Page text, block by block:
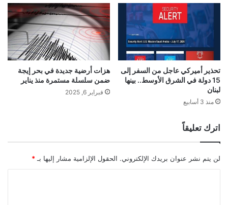
تحذير أميركي عاجل من السفر إلى
15 دولة في الشرق الأوسط.. بينها
لبنان
منذ 3 أسابيع
هزات أرضية جديدة في بحر إيجة
ضمن سلسلة مستمرة منذ يناير
فبراير 6, 2025
اترك تعليقاً
لن يتم نشر عنوان بريدك الإلكتروني. الحقول الإلزامية مشار إليها بـ *